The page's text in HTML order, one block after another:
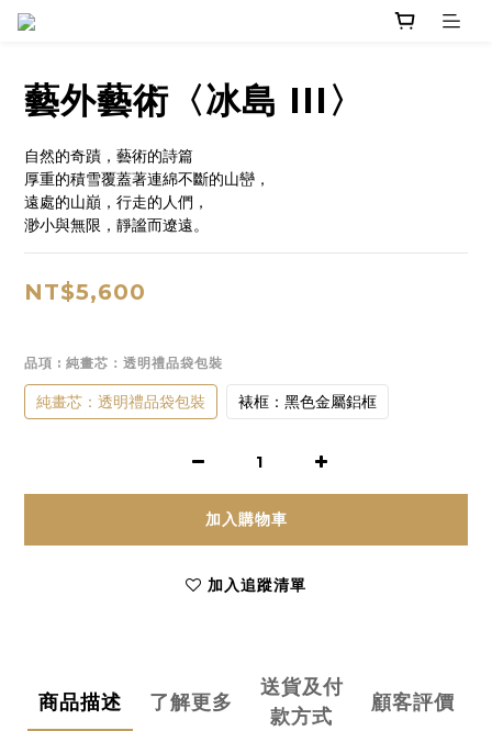
藝外藝術〈冰島 III〉
自然的奇蹟，藝術的詩篇
厚重的積雪覆蓋著連綿不斷的山巒，
遠處的山巔，行走的人們，
渺小與無限，靜謐而遼遠。
NT$5,600
品項 : 純畫芯：透明禮品袋包裝
純畫芯：透明禮品袋包裝 裱框：黑色金屬鋁框
加入購物車
加入追蹤清單
商品描述 了解更多
送貨及付
款方式
顧客評價